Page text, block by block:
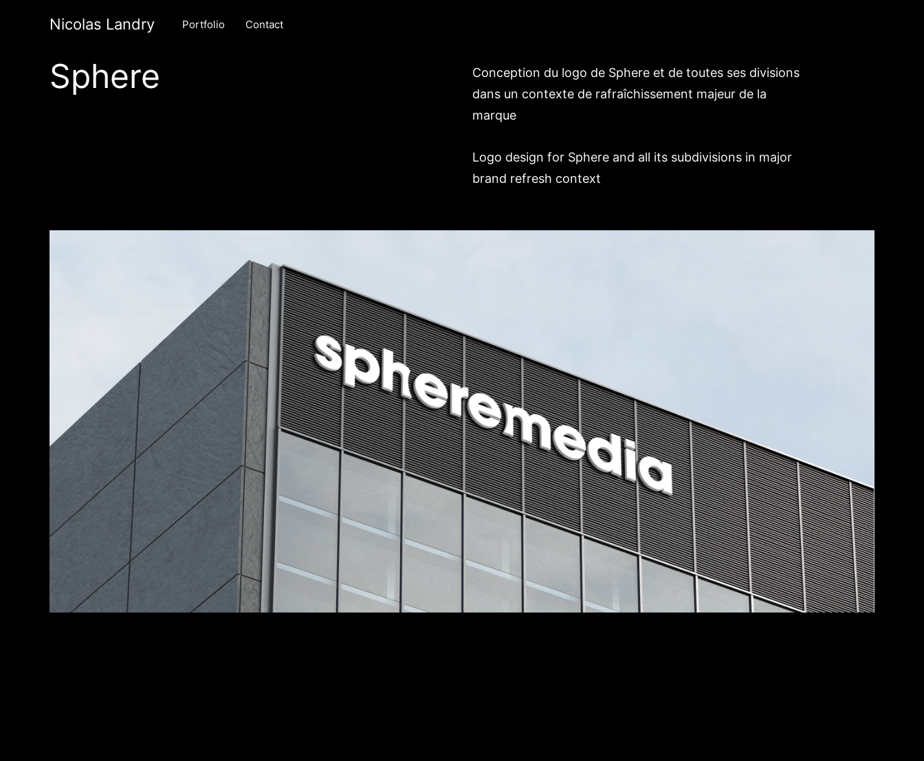
Nicolas Landry Portfolio Contact
Sphere
Conception du logo de Sphere et de toutes ses divisions
dans un contexte de rafraîchissement majeur de la
marque
Logo design for Sphere and all its subdivisions in major
brand refresh context